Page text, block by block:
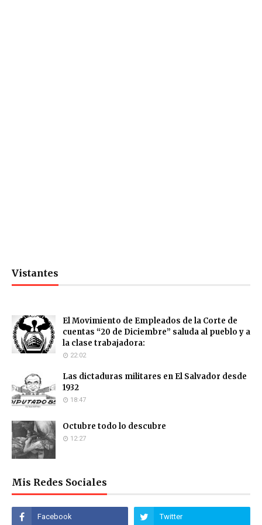
Vistantes
El Movimiento de Empleados de la Corte de
cuentas “20 de Diciembre” saluda al pueblo y a
la clase trabajadora:
22:02
Las dictaduras militares en El Salvador desde
1932
18:47
Octubre todo lo descubre
12:27
Mis Redes Sociales